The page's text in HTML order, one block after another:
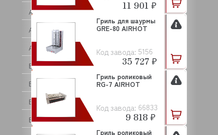
ATEL
ATESY (АТЕСИ)
ATOLLSPEED
BAKE OFF
BARTEC
BARTSCHER
BASSANINA
11 901 ₽
Код завода: 5156
Гриль для шаурмы
GRE-80 AIRHOT
35 727 ₽
Код завода: 66833
Гриль роликовый
RG-7 AIRHOT
9 818 ₽
Гриль роликовый